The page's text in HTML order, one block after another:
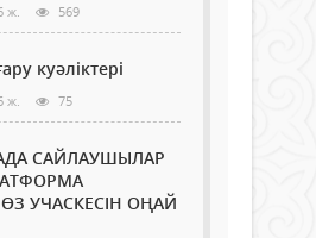
ж. 569
куәліктері
ж. 75
САЙЛАУШЫЛАР
УЧАСКЕСІН ОҢАЙ